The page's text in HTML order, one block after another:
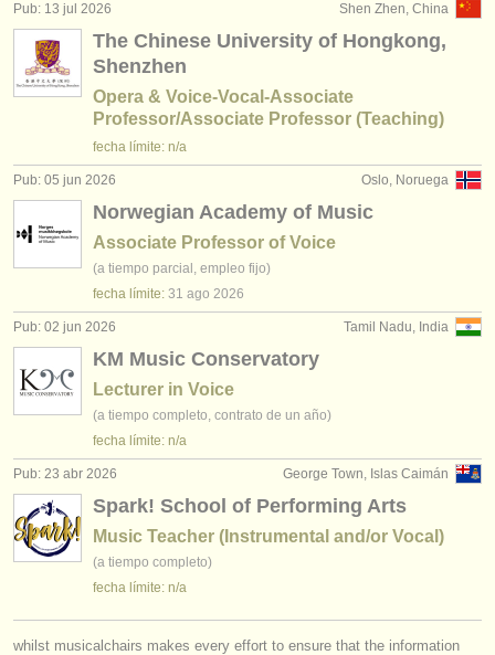
directorios:
orquestas y teatros
conservatorios
jóvenes orquestas
musicalchairs:
acerca de musicalchairs
contáctenos
fuentes rss
noticias sobre música clásica
editor:
anúnciese con nosotros
find out about our ATS
ATS faq
iniciar sesión
Shen Zhen, China
Pub: 13 jul 2026
The Chinese University of Hongkong,
Shenzhen
Opera & Voice-Vocal-Associate
Professor/Associate Professor (Teaching)
fecha límite: n/a
Oslo, Noruega
Pub: 05 jun 2026
Norwegian Academy of Music
Associate Professor of Voice
(a tiempo parcial, empleo fijo)
fecha límite: 31 ago 2026
Tamil Nadu, India
Pub: 02 jun 2026
KM Music Conservatory
Lecturer in Voice
(a tiempo completo, contrato de un año)
fecha límite: n/a
George Town, Islas Caimán
Pub: 23 abr 2026
Spark! School of Performing Arts
Music Teacher (Instrumental and/or Vocal)
(a tiempo completo)
fecha límite: n/a
whilst musicalchairs makes every effort to ensure that the information